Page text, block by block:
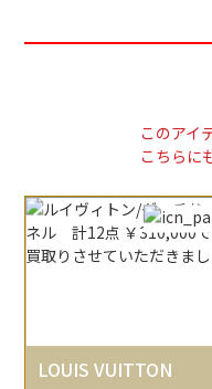
このアイ
こちらに
LOUIS VUITTON